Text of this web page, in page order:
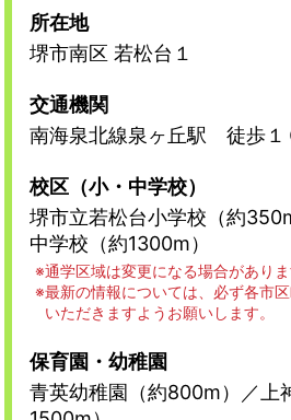
所在地
堺市南区 若松台１
交通機関
南海泉北線泉ヶ丘駅 徒歩１
校区（小・中学校）
堺市立若松台小学校（約
中学校（約1300m）
通学区域は変更になる場合がありま
最新の情報については、必ず各市
いただきますようお願いします。
保育園・幼稚園
青英幼稚園（約800m）／上